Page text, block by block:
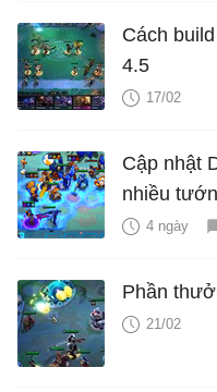
Cách
4.5
17/02
Cập nhật
nhiều
4 ngày
Phần
21/02